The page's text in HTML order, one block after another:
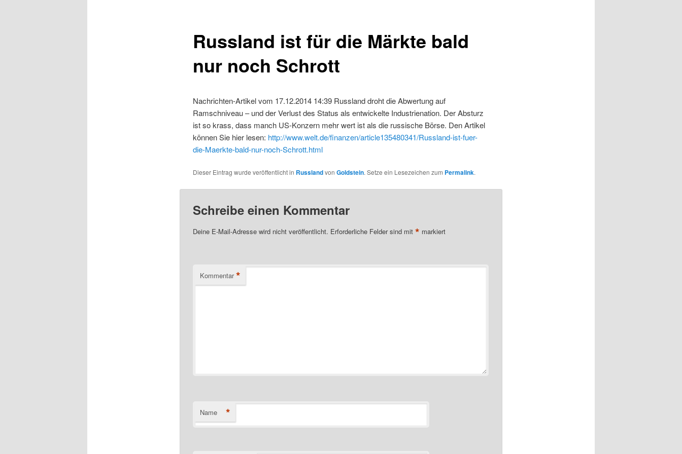
Russland ist für die Märkte bald
nur noch Schrott
Nachrichten-Artikel vom 17.12.2014 14:39 Russland droht die Abwertung auf
Ramschniveau – und der Verlust des Status als entwickelte Industrienation. Der Absturz
ist so krass, dass manch US-Konzern mehr wert ist als die russische Börse. Den Artikel
können Sie hier lesen: http://www.welt.de/finanzen/article135480341/Russland-ist-fuer-
die-Maerkte-bald-nur-noch-Schrott.html
Dieser Eintrag wurde veröffentlicht in Russlandvon Goldstein. Setze ein Lesezeichen zum Permalink.
Schreibe einen Kommentar
Deine E-Mail-Adresse wird nicht veröffentlicht. Erforderliche Felder sind mit * markiert
Kommentar *
Name *